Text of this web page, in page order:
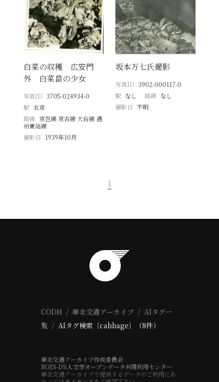
白菜の収穫 広安門
外 白菜畠の少女
写真ID 3705-024934-0
駅 北京
路線 京包線 京古線 大台線 通
州東站線
撮影日
1939年10月
坂本万七氏撮影
写真ID 3902-000117-0
駅 なし 路線 なし
撮影日 不明
1
CODH 華北交通アーカイブ
AIタグ一
覧
AIタグ検索〔cabbage〕（8件）
華北交通アーカイブ作成委員会
ROIS-DS人文学オープンデータ共同利用センター
華北交通アーカイブで提供するデータのご利用にあ